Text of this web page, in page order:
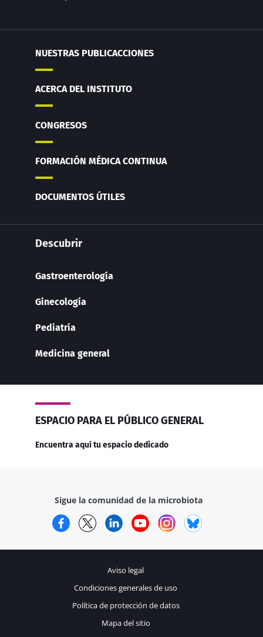
NUESTRAS PUBLICACCIONES
ACERCA DEL INSTITUTO
CONGRESOS
FORMACIÓN MÉDICA CONTINUA
DOCUMENTOS ÚTILES
Descubrir
Gastroenterología
Ginecología
Pediatría
Medicina general
ESPACIO PARA EL PÚBLICO GENERAL
Encuentra aquí tu espacio dedicado
Sigue la comunidad de la microbiota
FacebookTwitterLinkedInYouTubeInstagram
Aviso legal
Condiciones generales de uso
Política de protección de datos
Mapa del sitio